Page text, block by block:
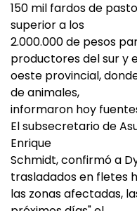
150 mil fardos de
superior a los
2.000.000 de pesos
productores del sur y
oeste provincial,
de animales,
informaron hoy
El subsecretario de
Enrique
Schmidt, confirmó a
trasladados en fletes
las zonas afectadas,